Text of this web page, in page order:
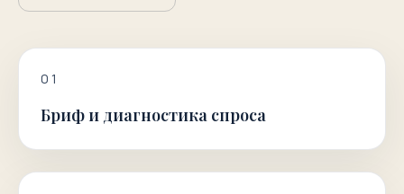
01
Бриф и диагностика спроса